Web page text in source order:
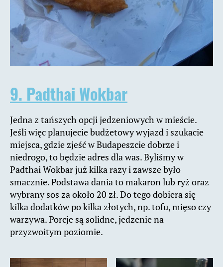
9. Padthai Wokbar
Jedna z tańszych opcji jedzeniowych w mieście.
Jeśli więc planujecie budżetowy wyjazd i szukacie
miejsca, gdzie zjeść w Budapeszcie dobrze i
niedrogo, to będzie adres dla was. Byliśmy w
Padthai Wokbar już kilka razy i zawsze było
smacznie. Podstawa dania to makaron lub ryż oraz
wybrany sos za około 20 zł. Do tego dobiera się
kilka dodatków po kilka złotych, np. tofu, mięso czy
warzywa. Porcje są solidne, jedzenie na
przyzwoitym poziomie.